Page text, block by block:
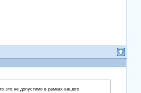
это не допустимо в рамках вашего